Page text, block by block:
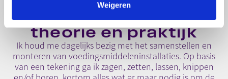
Weigeren
Ideale afwisseling van
theorie en praktijk
Ik houd me dagelijks bezig met het samenstellen en
monteren van voedingsmiddeleninstallaties. Op basis
van een tekening ga ik zagen, zetten, lassen, knippen